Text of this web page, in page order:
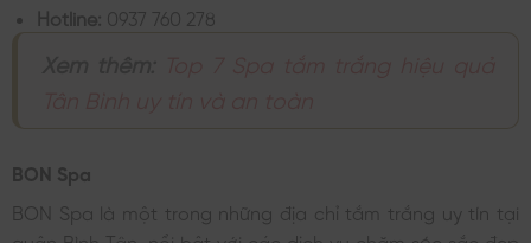
Hotline: 0937 760 278
BON Spa
BON Spa là một trong những địa chỉ tắm trắng uy tín tại